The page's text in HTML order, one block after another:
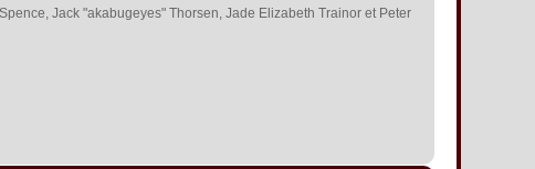
Jack "akabugeyes" Thorsen, Jade Elizabeth Trainor et Peter